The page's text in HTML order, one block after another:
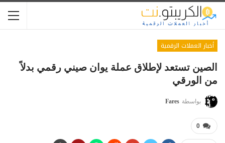
أخبار العملات الرقمية
الصين تستعد لإطلاق عملة يوان صيني رقمي بدلاً
من الورقي
بواسطة Fares
0